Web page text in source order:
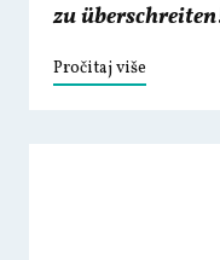
zu
Pročitaj više